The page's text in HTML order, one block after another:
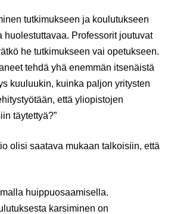
tutkimukseen ja koulutukseen
huolestuttavaa. Professorit joutuvat
he tutkimukseen vai opetukseen.
tehdä yhä enemmän itsenäistä
kuuluukin, kuinka paljon yritysten
että yliopistojen
täytettyä?”
olisi saatava mukaan talkoisiin, että
huippuosaamisella.
karsiminen on